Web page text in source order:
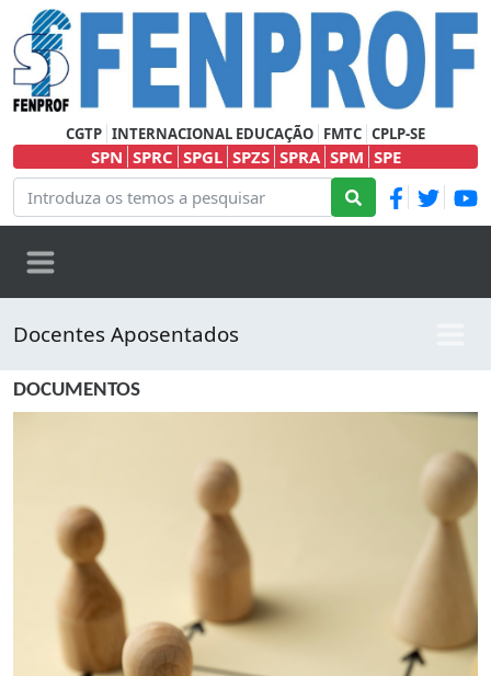
CGTP INTERNACIONAL EDUCAÇÃO FMTC CPLP-SE
SPN SPRC SPGL SPZS SPRA SPM SPE
Docentes Aposentados
DOCUMENTOS